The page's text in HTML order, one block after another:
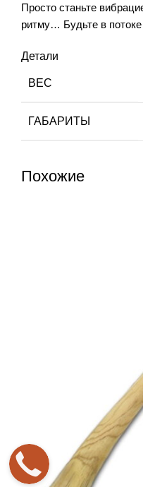
Просто станьте
ритму… Будьте в
Детали
ВЕС
ГАБАРИТЫ
Похожие